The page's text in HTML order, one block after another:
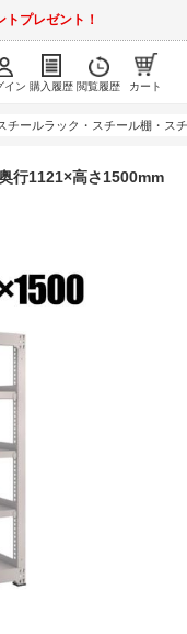
プレゼント！
イン 購入履歴 閲覧履歴 カート
チールラック・スチール棚・ス
行1121×高さ1500mm